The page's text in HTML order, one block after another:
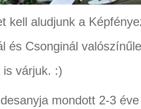
kell aludjunk a
és Csonginál
várjuk. :)
mondott 2-3